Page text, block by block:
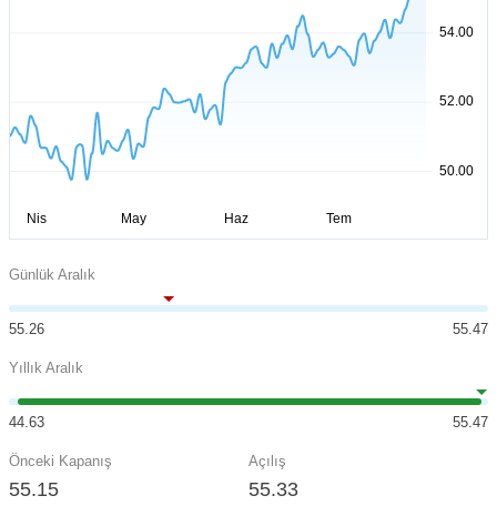
Günlük Aralık
55.26 55.47
Yıllık Aralık
44.63 55.47
Önceki Kapanış
55.15
Açılış
55.33